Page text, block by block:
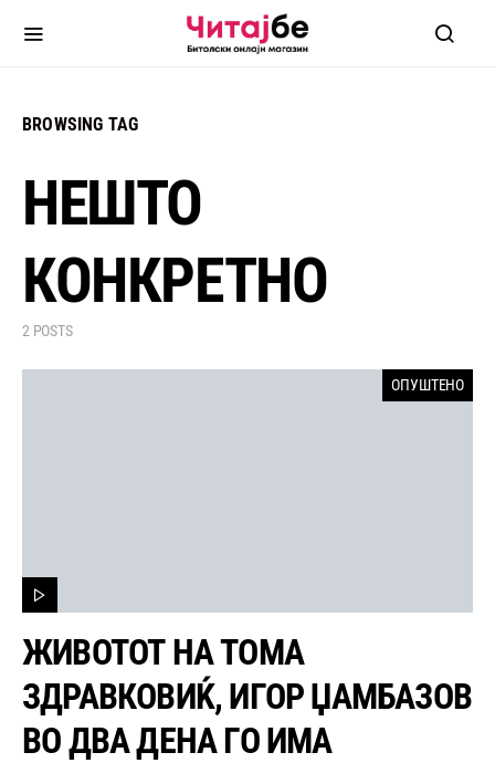
BROWSING TAG
НЕШТО
КОНКРЕТНО
2 POSTS
ОПУШТЕНО
ЖИВОТОТ НА ТОМА
ЗДРАВКОВИЌ, ИГОР ЏАМБАЗОВ
ВО ДВА ДЕНА ГО ИМА